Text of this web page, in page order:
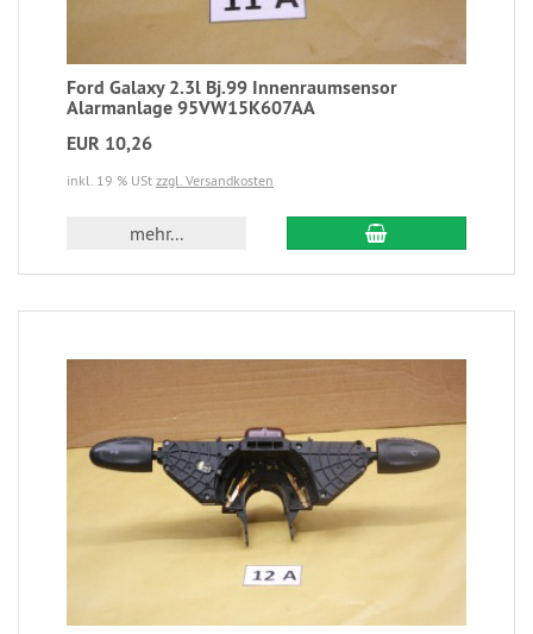
Ford Galaxy 2.3l Bj.99 Innenraumsensor
Alarmanlage 95VW15K607AA
EUR 10,26
inkl. 19 % USt zzgl. Versandkosten
mehr...